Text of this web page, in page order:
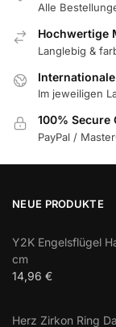
Alle
Hochwertige
Langlebig &
Im jeweiligen
100% Secure
PayPal /
NEUE PRODUKTE
Y2K Engelsflügel
cm
14,96 €
Herz Zirkon Ring